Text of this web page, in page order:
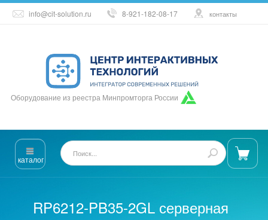
info@cit-solution.ru 8-921-182-08-17 контакты
Оборудование из реестра Минпромторга России
каталог
RP6212-PB35-2GL серверная